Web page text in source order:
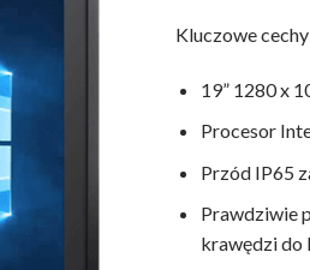
Kluczowe
19” 1280 x
Procesor
Przód IP65
Prawdziwie
krawędzi do